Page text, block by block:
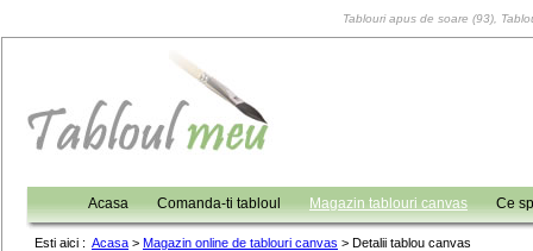
Tablouri apus de soare (93),
Acasa Comanda-ti tabloul Magazin tablouri canvas Ce
Esti aici : Acasa > Magazin online de tablouri canvas > Detalii tablou canvas